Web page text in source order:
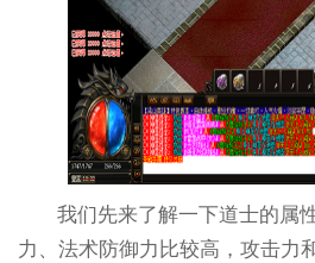
我们先来了解一下道士的属
力、法术防御力比较高，攻击力